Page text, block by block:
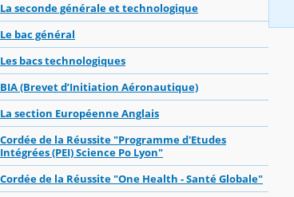
La seconde générale et technologique
Le bac général
Les bacs technologiques
BIA (Brevet d’Initiation Aéronautique)
La section Européenne Anglais
Cordée de la Réussite "Programme d'Etudes
Intégrées (PEI) Science Po Lyon"
Cordée de la Réussite "One Health - Santé Globale"